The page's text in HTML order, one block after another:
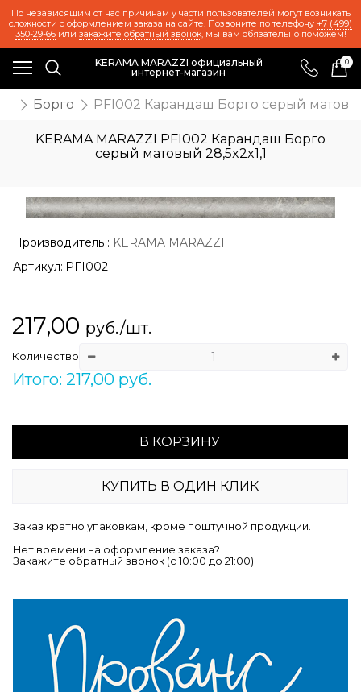
По независящим от нас причинам у части пользователей могут возникать
сложности с оформлением заказа на сайте. Позвоните по телефону +7 (499)
350-29-66или закажите обратный звонок, мы вам обязательно поможем!
KERAMA MARAZZI официальный
интернет-магазин
0
Борго PFI002 Карандаш Борго серый
KERAMA MARAZZI PFI002 Карандаш Борго
серый матовый 28,5x2x1,1
Производитель : KERAMA MARAZZI
Артикул: PFI002
217,00 руб./шт.
Количество
Итого: 217,00 руб.
В КОРЗИНУ
КУПИТЬ В ОДИН КЛИК
Заказ кратно упаковкам, кроме поштучной продукции.
Нет времени на оформление заказа?
Закажите обратный звонок (c 10:00 до 21:00)